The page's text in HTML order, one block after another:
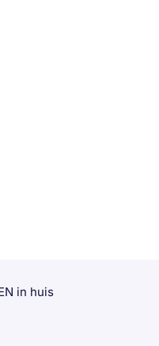
in huis